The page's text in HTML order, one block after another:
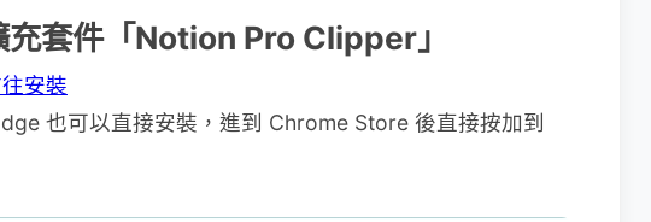
套件「Notion Pro Clipper」
安裝
也可以直接安裝，進到 Chrome Store 後直接按加到